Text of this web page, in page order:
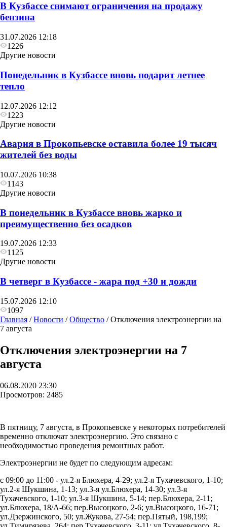
В Кузбассе снимают ограничения на продажу
бензина
31.07.2026 12:18
1226
Другие новости
Понедельник в Кузбассе вновь подарит летнее
тепло
12.07.2026 12:12
1223
Другие новости
Авария в Прокопьевске оставила более 19 тысяч
жителей без воды
10.07.2026 10:38
1143
Другие новости
В понедельник в Кузбассе вновь жарко и
преимущественно без осадков
19.07.2026 12:33
1125
Другие новости
В четверг в Кузбассе - жара под +30 и дожди
15.07.2026 12:10
1097
Главная /Новости /Общество /Отключения электроэнергии на
7 августа
Отключения электроэнергии на 7
августа
06.08.2020 23:30
Просмотров: 2485
В пятницу, 7 августа, в Прокопьевске у некоторых потребителей
временно отключат электроэнергию. Это связано с
необходимостью проведения ремонтных работ.
Электроэнергии не будет по следующим адресам:
с 09:00 до 11:00 - ул.2-я Блюхера, 4-29; ул.2-я Тухачевского, 1-10;
ул.2-я Шукшина, 1-13; ул.3-я ул.Блюхера, 14-30; ул.3-я
Тухачевского, 1-10; ул.3-я Шукшина, 5-14; пер.Блюхера, 2-11;
ул.Блюхера, 18/А-66; пер.Высоцкого, 2-6; ул.Высоцкого, 16-71;
ул.Дзержинского, 50; ул.Жукова, 27-54; пер.Пятый, 198,199;